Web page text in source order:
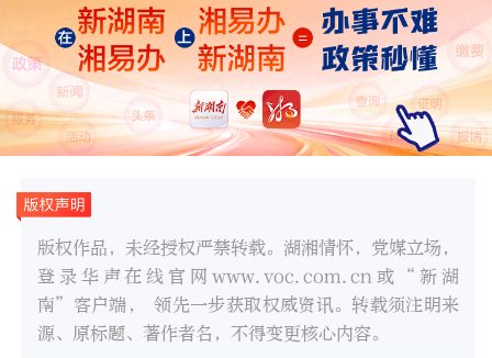
版权作品，未经授权严禁转载。湖湘情怀，党媒立场，
登录华声在线官网www.voc.com.cn或“新湖
南”客户端， 领先一步获取权威资讯。转载须注明来
源、原标题、著作者名，不得变更核心内容。